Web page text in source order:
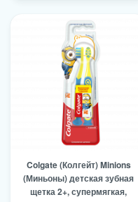
Colgate (Колгейт) Minions
(Миньоны) детская зубная
щетка 2+, супермягкая,